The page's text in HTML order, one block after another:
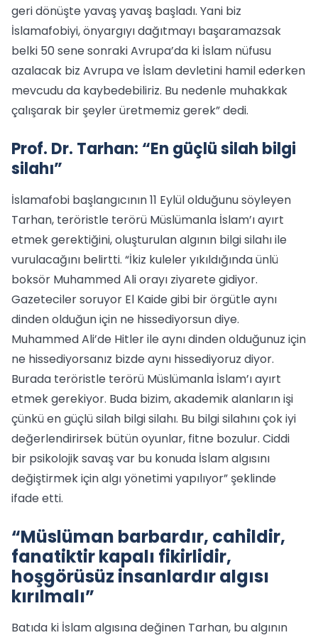
geri dönüşte yavaş yavaş başladı. Yani biz
İslamafobiyi, önyargıyı dağıtmayı başaramazsak
belki 50 sene sonraki Avrupa’da ki İslam nüfusu
azalacak biz Avrupa ve İslam devletini hamil ederken
mevcudu da kaybedebiliriz. Bu nedenle muhakkak
çalışarak bir şeyler üretmemiz gerek” dedi.
Prof. Dr. Tarhan: “En güçlü silah bilgi
silahı”
İslamafobi başlangıcının 11 Eylül olduğunu söyleyen
Tarhan, teröristle terörü Müslümanla İslam’ı ayırt
etmek gerektiğini, oluşturulan algının bilgi silahı ile
vurulacağını belirtti. “İkiz kuleler yıkıldığında ünlü
boksör Muhammed Ali orayı ziyarete gidiyor.
Gazeteciler soruyor El Kaide gibi bir örgütle aynı
dinden olduğun için ne hissediyorsun diye.
Muhammed Ali’de Hitler ile aynı dinden olduğunuz için
ne hissediyorsanız bizde aynı hissediyoruz diyor.
Burada teröristle terörü Müslümanla İslam’ı ayırt
etmek gerekiyor. Buda bizim, akademik alanların işi
çünkü en güçlü silah bilgi silahı. Bu bilgi silahını çok iyi
değerlendirirsek bütün oyunlar, fitne bozulur. Ciddi
bir psikolojik savaş var bu konuda İslam algısını
değiştirmek için algı yönetimi yapılıyor” şeklinde
ifade etti.
“Müslüman barbardır, cahildir,
fanatiktir kapalı fikirlidir,
hoşgörüsüz insanlardır algısı
kırılmalı”
Batıda ki İslam algısına değinen Tarhan, bu algının